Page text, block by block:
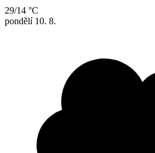
29/14 °C
pondělí 10. 8.